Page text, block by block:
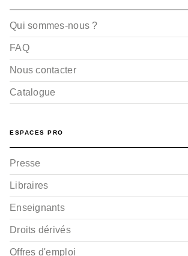
Qui sommes-nous ?
FAQ
Nous contacter
Catalogue
ESPACES PRO
Presse
Libraires
Enseignants
Droits dérivés
Offres d'emploi